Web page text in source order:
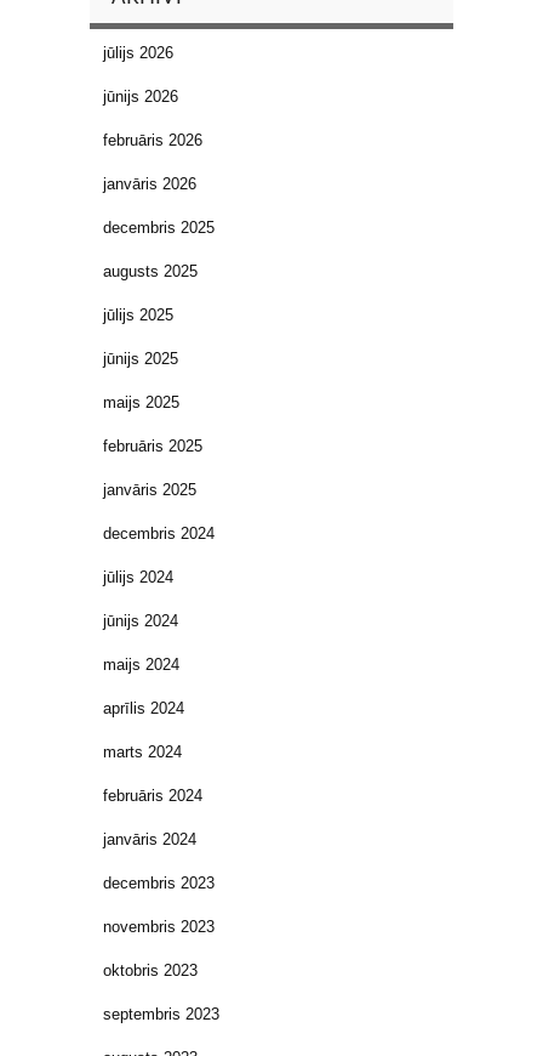
jūlijs 2026
jūnijs 2026
februāris 2026
janvāris 2026
decembris 2025
augusts 2025
jūlijs 2025
jūnijs 2025
maijs 2025
februāris 2025
janvāris 2025
decembris 2024
jūlijs 2024
jūnijs 2024
maijs 2024
aprīlis 2024
marts 2024
februāris 2024
janvāris 2024
decembris 2023
novembris 2023
oktobris 2023
septembris 2023